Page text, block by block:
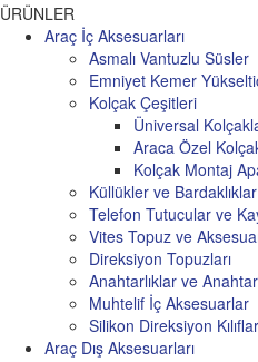
ÜRÜNLER
Araç İç Aksesuarları
Asmalı Vantuzlu Süsler
Emniyet Kemer
Kolçak Çeşitleri
Üniversal
Araca Özel
Kolçak Montaj
Küllükler ve Bardaklıklar
Telefon Tutucular ve
Vites Topuz ve
Direksiyon Topuzları
Anahtarlıklar ve Anahtar
Muhtelif İç Aksesuarlar
Silikon Direksiyon
Araç Dış Aksesuarları